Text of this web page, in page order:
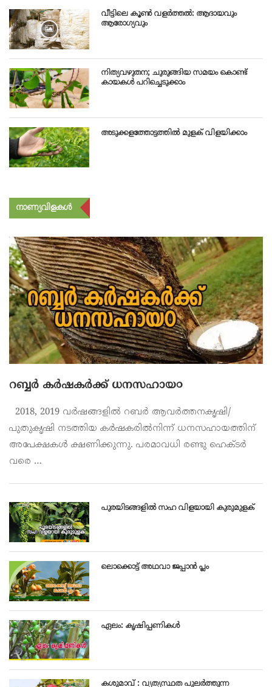
വീട്ടിലെ കൂണ്‍ വളര്‍ത്തൽ: ആദായവും
ആരോഗ്യവും
നിത്യവഴുതന; ചുരുങ്ങിയ സമയം കൊണ്ട്
കായകള്‍ പറിച്ചെടുക്കാം
അടുക്കളത്തോട്ടത്തിൽ മുളക് വിളയിക്കാം
നാണ്യവിളകൾ
റബ്ബർ കർഷകർക്ക് ധനസഹായ൦
2018, 2019 വര്‍ഷങ്ങളില്‍ റബര്‍ ആവര്‍ത്തനകൃഷി/
പുതുകൃഷി നടത്തിയ കര്‍ഷകരില്‍നിന്ന് ധനസഹായത്തിന്
അപേക്ഷകള്‍ ക്ഷണിക്കുന്നു. പരമാവധി രണ്ടു ഹെക്ടര്‍
വരെ …
പുരയിടങ്ങളിൽ സഹ വിളയായി കുരുമുളക്
ലൊക്കൊട്ട് അഥവാ ജപ്പാൻ പ്ലം
ഏലം: കൃഷിപ്പണികൾ
കശുമാവ് : വ്യത്യസ്ഥത പുലർത്തുന്ന